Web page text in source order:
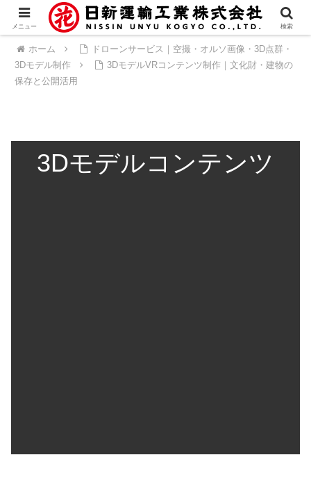
ホーム
ドローンサービス｜空撮・オルソ画像・3D点群・
3Dモデル制作
3DモデルVRコンテンツ制作｜文化財・建物の
保存と公開活用
3Dモデルコンテンツ
メニュー 検索